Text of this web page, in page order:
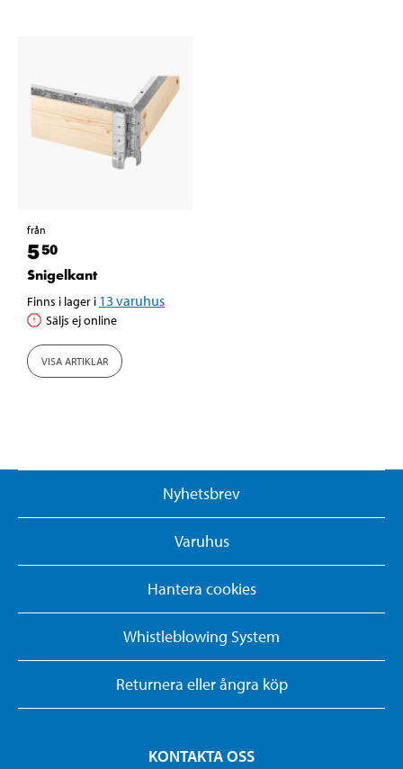
från
550
Snigelkant
Finns i lager i 13 varuhus
Säljs ej online
VISA ARTIKLAR
Nyhetsbrev
Varuhus
Hantera cookies
Whistleblowing System
Returnera eller ångra köp
KONTAKTA OSS